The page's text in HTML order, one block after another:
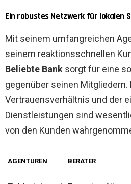
Ein robustes Netzwerk für lokalen
Mit seinem umfangreichen
seinem reaktionsschnellen
Beliebte Bank sorgt für eine
gegenüber seinen Mitgliedern.
Vertrauensverhältnis und der
Dienstleistungen sind
von den Kunden
AGENTUREN BERATER